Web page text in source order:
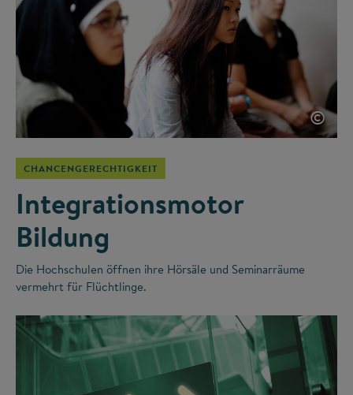
©
CHANCENGERECHTIGKEIT
Integrationsmotor
Bildung
Die Hochschulen öffnen ihre Hörsäle und Seminarräume
vermehrt für Flüchtlinge.